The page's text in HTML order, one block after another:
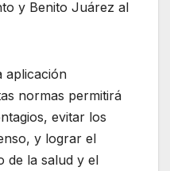
y Benito Juárez al
aplicación
normas permitirá
evitar los
y lograr el
de la salud y el